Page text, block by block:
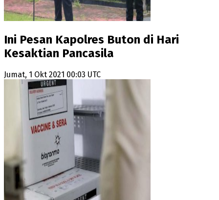
Ini Pesan Kapolres Buton di Hari
Kesaktian Pancasila
Jumat, 1 Okt 2021 00:03 UTC